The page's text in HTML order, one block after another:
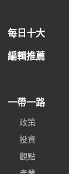
每日十大
編輯推薦
一帶一路
政策
投資
觀點